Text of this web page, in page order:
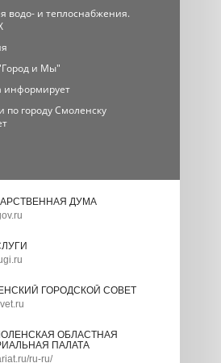
водо- и теплоснабжения.
и Мы"
информирует
по городу Смоленску
ДУМА
ГОРОДСКОЙ СОВЕТ
ОБЛАСТНАЯ
ПАЛАТА
ru-ru/